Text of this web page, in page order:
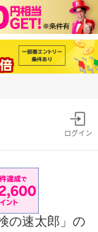
ログイン
の速太郎」の